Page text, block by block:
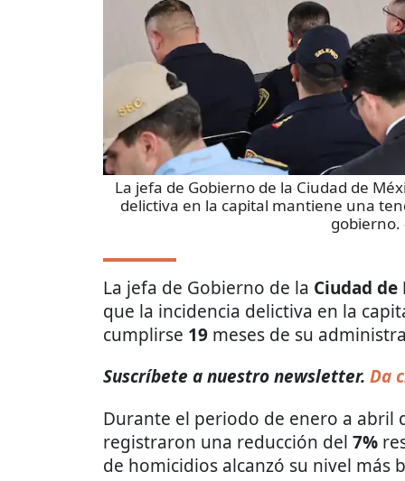
La jefa de Gobierno de la Ciudad de
delictiva en la capital mantiene una
gobierno.
La jefa de Gobierno de la Ciudad de
que la incidencia delictiva en la
cumplirse 19 meses de su
Suscríbete a nuestro newsletter. Da
Durante el periodo de enero a abril
registraron una reducción del 7%
de homicidios alcanzó su nivel más